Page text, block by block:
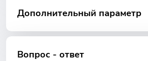
Дополнительный параметр
Вопрос - ответ